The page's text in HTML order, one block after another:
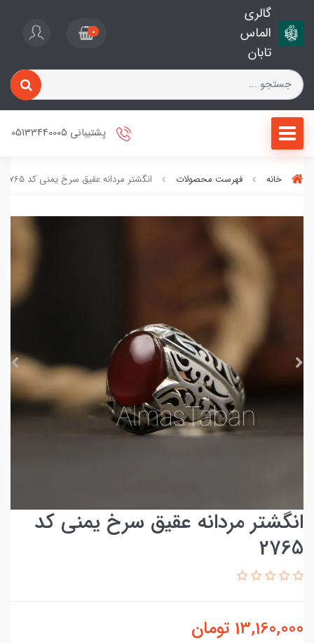
گالری
الماس
تابان
0
پشتیبانی 05133440005
خانه فهرست محصولات انگشتر مردانه عقیق سرخ یمنی کد 2765
انگشتر مردانه عقیق سرخ یمنی کد
2765
13,160,000 تومان